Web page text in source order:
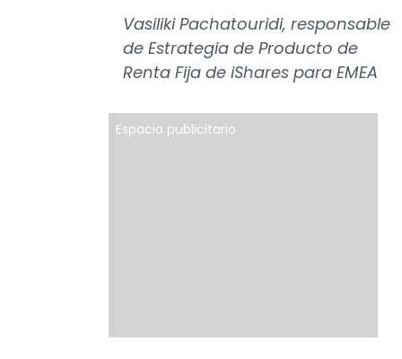
Vasiliki Pachatouridi, responsable
de Estrategia de Producto de
Renta Fija de iShares para EMEA
Espacio publicitario